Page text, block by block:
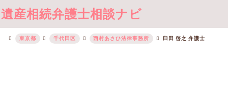
遺産相続弁護士相談ナビ
東京都 千代田区 西村あさひ法律事務所 臼田 啓之 弁護士